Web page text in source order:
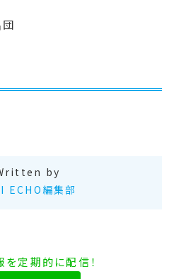
by
ECHO編集部
を定期的に配信！